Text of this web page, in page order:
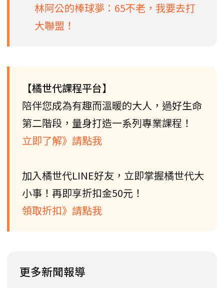
林阿公的棒球夢：65不老，我要去打
大聯盟！
【橘世代課程平台】
陪伴您成為有趣而溫暖的大人，過好生命
第二階段，量身打造一系列專業課程！
立即了解》請點我
加入橘世代LINE好友，立即掌握橘世代大
小事！再即享折扣金50元！
領取折扣》請點我
更多新聞報導